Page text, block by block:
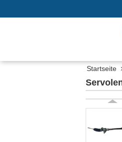
Startseite